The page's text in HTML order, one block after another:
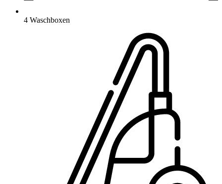
4 Waschboxen